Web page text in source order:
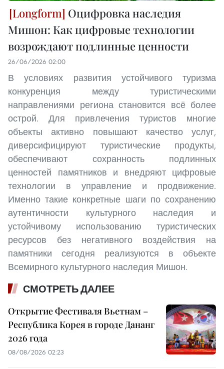
Оцифровка наследия
Мишон: Как цифровые технологии
возрождают подлинные ценности
26/06/2026 02:00
В условиях развития устойчивого туризма
конкуренция между туристическими
направлениями региона становится всё более
острой. Для привлечения туристов многие
объекты активно повышают качество услуг,
диверсифицируют туристические продукты,
обеспечивают сохранность подлинных
ценностей памятников и внедряют цифровые
технологии в управление и продвижение.
Именно такие конкретные шаги по сохранению
аутентичности культурного наследия и
устойчивому использованию туристических
ресурсов без негативного воздействия на
памятники сегодня реализуются в объекте
Всемирного культурного наследия Мишон.
СМОТРЕТЬ ДАЛЕЕ
Открытие Фестиваля Вьетнам –
Республика Корея в городе Дананг
2026 года
08/08/2026 02:23